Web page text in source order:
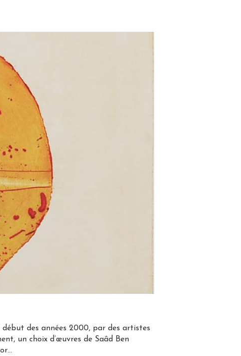
début des années 2000, par des artistes
un choix d’œuvres de Saâd Ben